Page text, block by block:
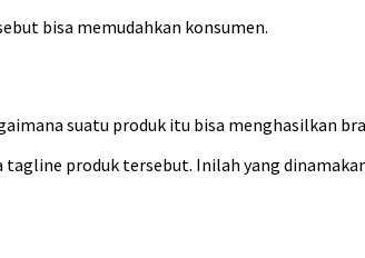
bisa memudahkan konsumen.
suatu produk itu bisa menghasilkan
produk tersebut. Inilah yang